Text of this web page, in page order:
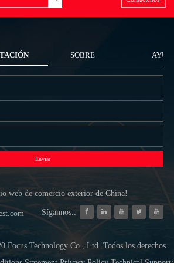
SOBRE
NOSOTROS
Enviar
web de comercio exterior de China!
Sígannos.:
Focus Technology Co., Ltd. Todos los derechos